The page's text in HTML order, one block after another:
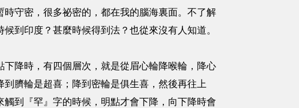
守密，很多祕密的，都在我的腦海裏面。不了解
到印度？甚麼時候得到法？也從來沒有人知道。
降時，有四個層次，就是從眉心輪降喉輪，降心
臍輪是超喜；降到密輪是俱生喜，然後再往上
到『罕』字的時候，明點才會下降，向下降時會